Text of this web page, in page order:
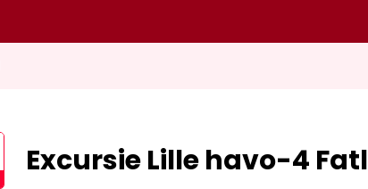
Excursie Lille havo-4 Fatl